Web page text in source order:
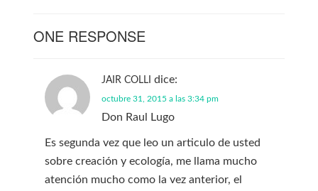
ONE RESPONSE
JAIR COLLI dice:
octubre 31, 2015 a las 3:34 pm
Don Raul Lugo
Es segunda vez que leo un articulo de usted
sobre creación y ecología, me llama mucho
atención mucho como la vez anterior, el